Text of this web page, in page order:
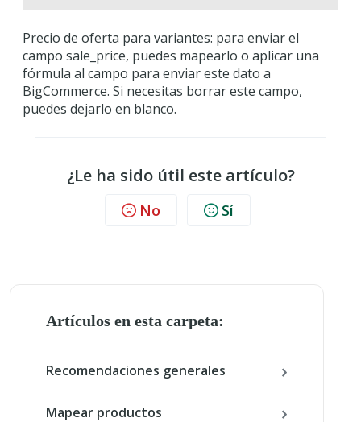
Precio de oferta para variantes: para enviar el
campo sale_price, puedes mapearlo o aplicar una
fórmula al campo para enviar este dato a
BigCommerce. Si necesitas borrar este campo,
puedes dejarlo en blanco.
¿Le ha sido útil este artículo?
No Sí
Artículos en esta carpeta:
Recomendaciones generales
Mapear productos